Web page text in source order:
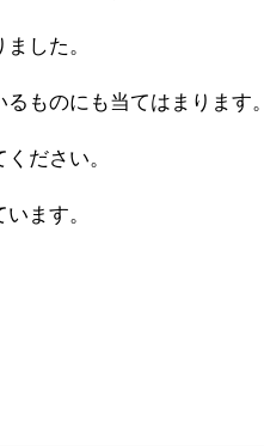
した。
ものにも当てはまります。
ださい。
ます。